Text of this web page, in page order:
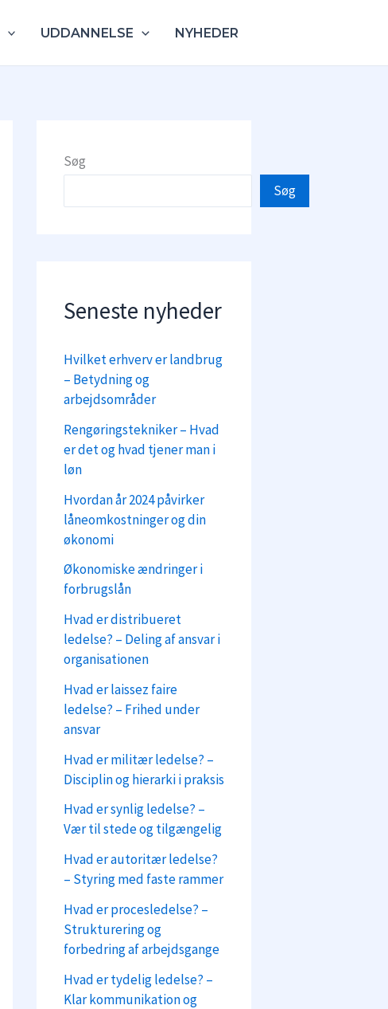
UDDANNELSE NYHEDER
Søg
Søg
Seneste nyheder
Hvilket erhverv er landbrug
– Betydning og
arbejdsområder
Rengøringstekniker – Hvad
er det og hvad tjener man i
løn
Hvordan år 2024 påvirker
låneomkostninger og din
økonomi
Økonomiske ændringer i
forbrugslån
Hvad er distribueret
ledelse? – Deling af ansvar i
organisationen
Hvad er laissez faire
ledelse? – Frihed under
ansvar
Hvad er militær ledelse? –
Disciplin og hierarki i praksis
Hvad er synlig ledelse? –
Vær til stede og tilgængelig
Hvad er autoritær ledelse?
– Styring med faste rammer
Hvad er procesledelse? –
Strukturering og
forbedring af arbejdsgange
Hvad er tydelig ledelse? –
Klar kommunikation og